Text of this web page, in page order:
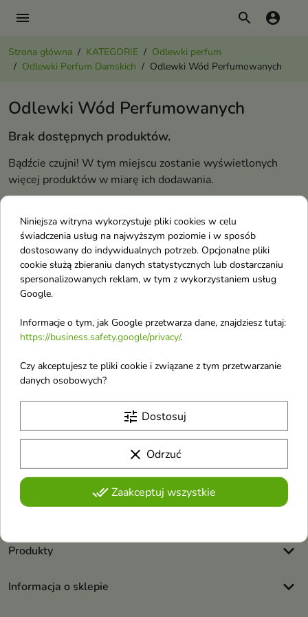
menu search account_circle
Strona główna KATEGORIE
Odlewki perfum
Odlewki Perfum Damskich
Odlewki Wód Perfumowanych
Odlewki Esencji Perfum
Odlewki Wód Kolońskich
Odlewki Wód Perfumowanych
Odlewki Wód Perfumowanych
Brak dostępnych produktów.
Bądźcie czujni! W tym miejscu zostanie wyświetlonych
więcej produktów w miarę ich dodawania.
Otrzymuj informację o nowościach i
wyprzedażach
Możesz zrezygnować w każdej chwili. W tym celu należy odnaleźć
szczegóły w naszej informacji prawnej.
Produkty keyboard_arrow_down
Informacja o sklepie keyboard_arrow_down
Niniejsza witryna wykorzystuje pliki cookies w celu
świadczenia usług na najwyższym poziomie i w sposób
dostosowany do indywidualnych potrzeb. Opcjonalne pliki
cookie służą zbieraniu danych statystycznych lub dostarczaniu
spersonalizowanych reklam, w tym z wykorzystaniem usług
Google.
Informacje o tym, jak Google przetwarza dane, znajdziesz tutaj:
https://business.safety.google/privacy/.
Czy akceptujesz te pliki cookie i związane z tym przetwarzanie
danych osobowych?
tune Dostosuj
clear Odrzuć
done_allZaakceptuj wszystkie